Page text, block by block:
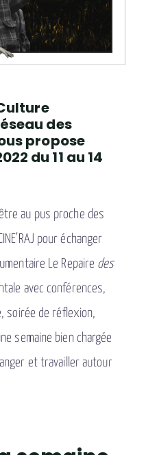
des
propose
du 11 au 14
être au pus proche des
pour échanger
Le Repaire des
avec conférences,
soirée de réflexion,
semaine bien chargée
et travailler autour